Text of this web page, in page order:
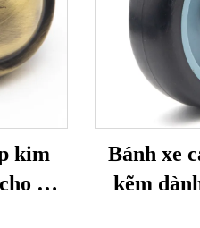
kim
nội
Bánh xe
kẽm